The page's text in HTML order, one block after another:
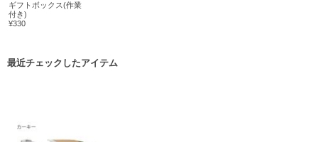
ギフトボックス(作業
付き)
¥330
最近チェックしたアイテム